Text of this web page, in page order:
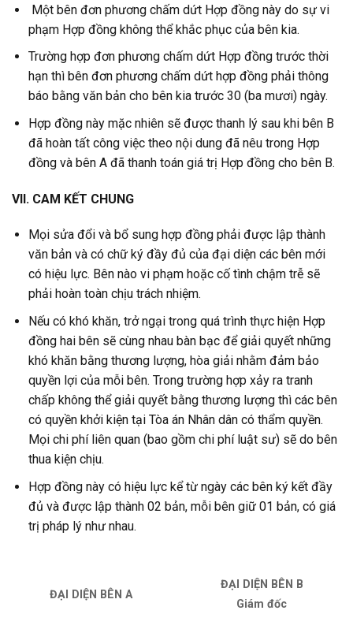
Một bên đơn phương chấm dứt Hợp đồng này do sự vi
phạm Hợp đồng không thể khắc phục của bên kia.
Trường hợp đơn phương chấm dứt Hợp đồng trước thời
hạn thì bên đơn phương chấm dứt hợp đồng phải thông
báo bằng văn bản cho bên kia trước 30 (ba mươi) ngày.
Hợp đồng này mặc nhiên sẽ được thanh lý sau khi bên B
đã hoàn tất công việc theo nội dung đã nêu trong Hợp
đồng và bên A đã thanh toán giá trị Hợp đồng cho bên B.
VII. CAM KẾT CHUNG
Mọi sửa đổi và bổ sung hợp đồng phải được lập thành
văn bản và có chữ ký đầy đủ của đại diện các bên mới
có hiệu lực. Bên nào vi phạm hoặc cố tình chậm trễ sẽ
phải hoàn toàn chịu trách nhiệm.
Nếu có khó khăn, trở ngại trong quá trình thực hiện Hợp
đồng hai bên sẽ cùng nhau bàn bạc để giải quyết những
khó khăn bằng thương lượng, hòa giải nhằm đảm bảo
quyền lợi của mỗi bên. Trong trường hợp xảy ra tranh
chấp không thể giải quyết bằng thương lượng thì các bên
có quyền khởi kiện tại Tòa án Nhân dân có thẩm quyền.
Mọi chi phí liên quan (bao gồm chi phí luật sư) sẽ do bên
thua kiện chịu.
Hợp đồng này có hiệu lực kể từ ngày các bên ký kết đầy
đủ và được lập thành 02 bản, mỗi bên giữ 01 bản, có giá
trị pháp lý như nhau.
ĐẠI DIỆN BÊN A
ĐẠI DIỆN BÊN B
Giám đốc